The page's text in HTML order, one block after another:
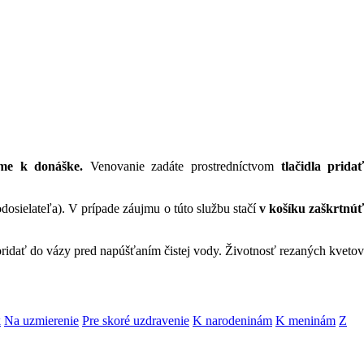
k donáške. Venovanie zadáte prostredníctvom tlačidla pridať
V prípade záujmu o túto službu stačív košíku zaškrtnúť
do vázy pred napúšťaním čistej vody. Životnosť rezaných kvetov
Na uzmierenie Pre skoré uzdravenie K narodeninám K meninám Z